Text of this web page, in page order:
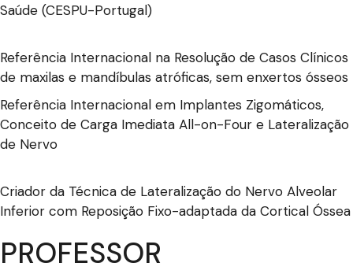
Saúde (CESPU-Portugal)
Referência Internacional na Resolução de Casos Clínicos
de maxilas e mandíbulas atróficas, sem enxertos ósseos
Referência Internacional em Implantes Zigomáticos,
Conceito de Carga Imediata All-on-Four e Lateralização
de Nervo
Criador da Técnica de Lateralização do Nervo Alveolar
Inferior com Reposição Fixo-adaptada da Cortical Óssea
PROFESSOR